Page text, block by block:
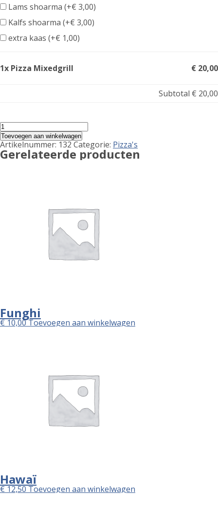
Lams shoarma (+€ 3,00)
Kalfs shoarma (+€ 3,00)
extra kaas (+€ 1,00)
1x Pizza Mixedgrill € 20,00
Subtotal € 20,00
Pizza
Mixedgrill
aantal
Toevoegen aan winkelwagen
Artikelnummer: 132 Categorie: Pizza's
Gerelateerde producten
Funghi
€10,00Toevoegen aan winkelwagen
Hawaï
€12,50Toevoegen aan winkelwagen